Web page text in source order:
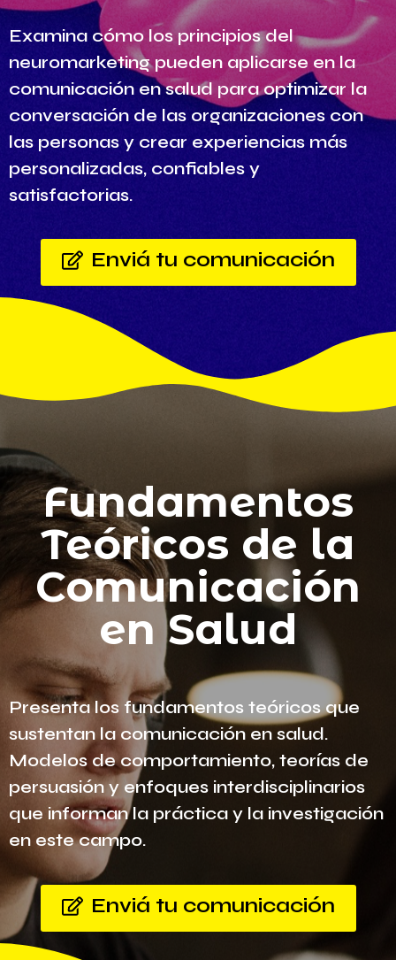
Examina cómo los principios del
neuromarketing pueden aplicarse en la
comunicación en salud para optimizar la
conversación de las organizaciones con
las personas y crear experiencias más
personalizadas, confiables y
satisfactorias.
Enviá tu comunicación
Fundamentos
Teóricos de la
Comunicación
en Salud
Presenta los fundamentos teóricos que
sustentan la comunicación en salud.
Modelos de comportamiento, teorías de
persuasión y enfoques interdisciplinarios
que informan la práctica y la investigación
en este campo.
Enviá tu comunicación